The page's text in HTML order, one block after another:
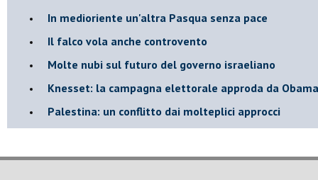
​In medioriente un'altra Pasqua senza pace
​Il falco vola anche controvento
Molte nubi sul futuro del governo israeliano
Knesset: la campagna elettorale approda da Obama
Palestina: un conflitto dai molteplici approcci